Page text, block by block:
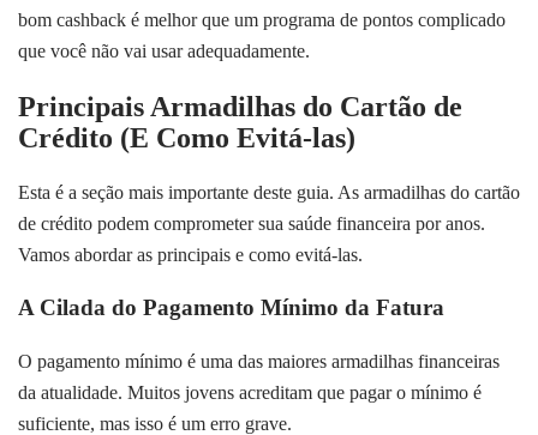
bom cashback é melhor que um programa de pontos complicado
que você não vai usar adequadamente.
Principais Armadilhas do Cartão de
Crédito (E Como Evitá-las)
Esta é a seção mais importante deste guia. As armadilhas do cartão
de crédito podem comprometer sua saúde financeira por anos.
Vamos abordar as principais e como evitá-las.
A Cilada do Pagamento Mínimo da Fatura
O pagamento mínimo é uma das maiores armadilhas financeiras
da atualidade. Muitos jovens acreditam que pagar o mínimo é
suficiente, mas isso é um erro grave.